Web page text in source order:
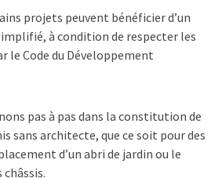
projets peuvent bénéficier d’un
, à condition de respecter les
le Code du Développement
pas à pas dans la constitution de
sans architecte, que ce soit pour des
d’un abri de jardin ou le